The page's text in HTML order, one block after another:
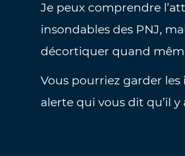
Je peux comprendre
insondables des PNJ,
décortiquer quand
Vous pourriez garder
alerte qui vous dit qu’il